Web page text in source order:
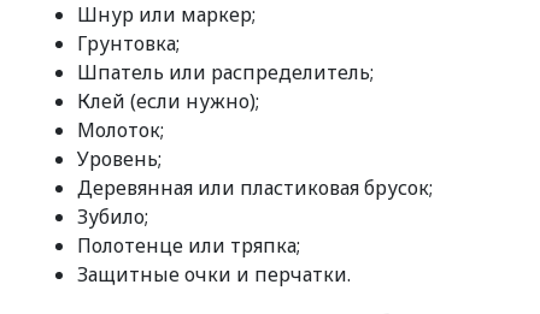
Шнур или маркер;
Грунтовка;
Шпатель или распределитель;
Клей (если нужно);
Молоток;
Уровень;
Деревянная или пластиковая брусок;
Зубило;
Полотенце или тряпка;
Защитные очки и перчатки.